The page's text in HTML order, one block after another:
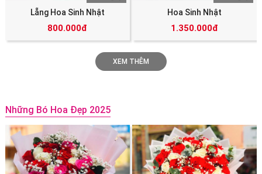
Lẵng Hoa Sinh Nhật
800.000đ
Hoa Sinh Nhật
1.350.000đ
XEM THÊM
Những Bó Hoa Đẹp 2025